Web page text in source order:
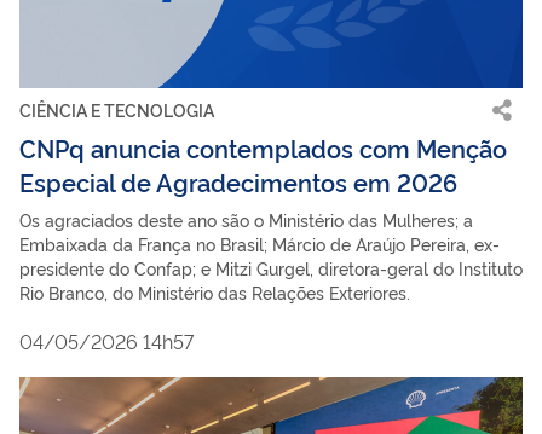
CIÊNCIA E TECNOLOGIA
CNPq anuncia contemplados com Menção
Especial de Agradecimentos em 2026
Os agraciados deste ano são o Ministério das Mulheres; a
Embaixada da França no Brasil; Márcio de Araújo Pereira, ex-
presidente do Confap; e Mitzi Gurgel, diretora-geral do Instituto
Rio Branco, do Ministério das Relações Exteriores.
04/05/2026 14h57